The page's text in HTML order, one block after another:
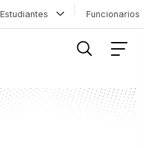
Estudiantes